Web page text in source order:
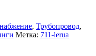
, Трубопровод,
Метка: 711-lerua